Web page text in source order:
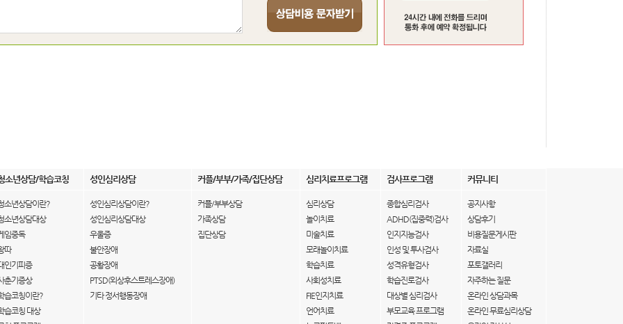
소년상담/학습코칭 성인심리상담 커플/부부/가족/집단상담 심리치료프로그램 검사프로그램 커뮤니티
소년상담이란?
소년상담대상
임중독
따
인기피증
춘기증상
습코칭이란?
습코칭 대상
성인심리상담이란?
성인심리상담대상
우울증
불안장애
공황장애
PTSD(외상후스트레스장애)
기타 정서행동장애
커플/부부상담
가족상담
집단상담
심리상담
놀이치료
미술치료
모래놀이치료
학습치료
사회성치료
FIE인지치료
언어치료
종합심리검사
ADHD(집중력)검사
인지지능검사
인성 및 투사검사
성격유형검사
학습진로검사
대상별 심리검사
부모교육 프로그램
공지사항
상담후기
비용질문게시판
자료실
포토갤러리
자주하는 질문
온라인 상담과목
온라인 무료심리상담